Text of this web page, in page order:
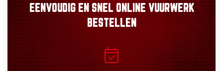
EENVOUDIGEN SNEL ONLINE VUURWERK
BESTELLEN